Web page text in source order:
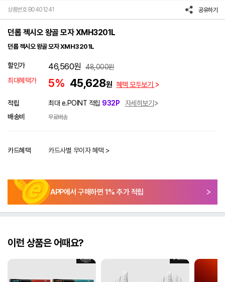
상품번호 B0401241 공유하기
던롭 젝시오 왕골 모자 XMH3201L
던롭 젝시오 왕골 모자 XMH3201L
할인가 46,560원 48,000원
최대혜택가
5% 45,628원 혜택 모두보기
적립 최대 e.POINT 적립 932P
자세히보기
배송비
무료배송
카드혜택 카드사별 무이자 혜택 >
APP에서 구매하면 1% 추가 적립
이런 상품은 어때요?